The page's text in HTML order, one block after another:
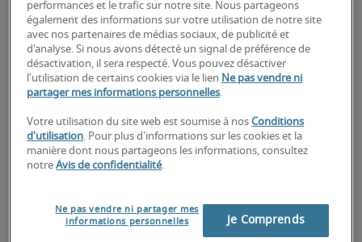
performances et le trafic sur notre site. Nous partageons
également des informations sur votre utilisation de notre site
avec nos partenaires de médias sociaux, de publicité et
d'analyse. Si nous avons détecté un signal de préférence de
désactivation, il sera respecté. Vous pouvez désactiver
l'utilisation de certains cookies via le lien Ne pas vendre ni
partager mes informations personnelles.
Votre utilisation du site web est soumise à nosConditions
d'utilisation. Pour plus d'informations sur les cookies et la
manière dont nous partageons les informations, consultez
notreAvis de confidentialité.
Ne pas vendre ni partager mes
informations personnelles
Je Comprends